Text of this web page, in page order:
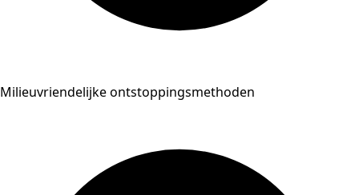
Milieuvriendelijke ontstoppingsmethoden